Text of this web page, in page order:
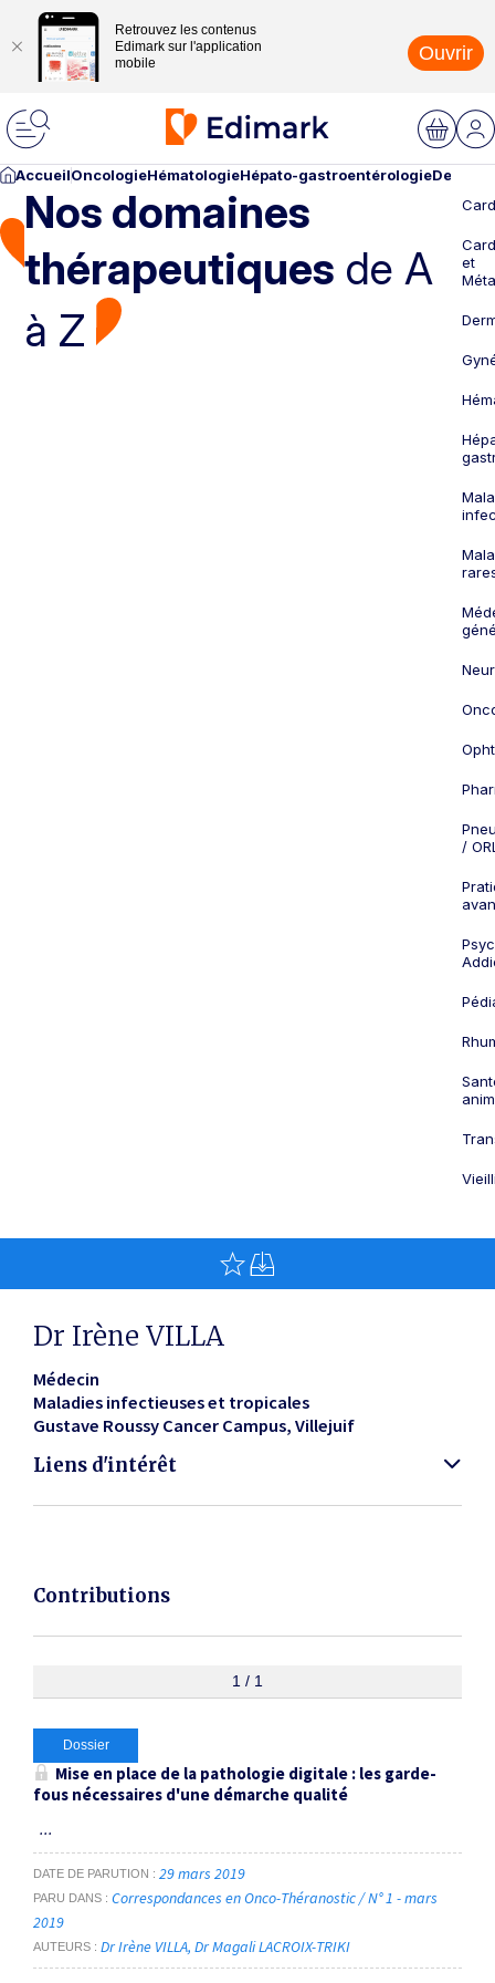
Retrouvez les contenus
Edimark sur l'application
mobile
Ouvrir
AccueilOncologieHématologieHépato-gastroentérologie
Nos domaines
thérapeutiques de A
à Z
et
/
Dr Irène VILLA
Médecin
Maladies infectieuses et tropicales
Gustave Roussy Cancer Campus Villejuif
Liens d'intérêt
Contributions
1 / 1
Dossier
Mise en place de la pathologie digitale : les garde-
fous nécessaires d'une démarche qualité
...
DATE DE PARUTION 29 mars 2019
PARU DANS
Correspondances en Onco-Théranostic / N° 1 - mars
2019
AUTEURS Dr Irène VILLA Dr Magali LACROIX-TRIKI